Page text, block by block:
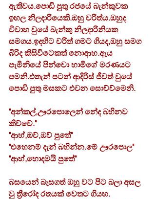
ඇතිවය.පොඩි පුතු රජයේ බැන්කුවක
ඉහල නිලදාරියෙකි.ඔහු චරිත්ය.ඔහුද
විවාහ වුයේ බැන්කු නිලදාරිනියක
සමගය.ඉදහිට චරිත් ගමට ගියද,ඔහු සමග
බිරිද කිසිවිටෙකත් නොආහ.ඇය
පැමිනියේ පින්චො හාමිගේ මරණයට
පමනි.එතැන් පටන් ආදිරිස් ජීවත් වුයේ
පොඩි පුතු මසකට එවන සොච්ච්මෙනි.
"අන්කල්,ඌරපොලෙන් නේද බහිනව
කිව්වේ."
"ආහ්,ඔව්,ඔව් පුතේ"
"එහෙනම් දැන් බහින්න.මේ ඌරපොල"
"ආහ්,හොදමයි පුතේ"
බසයෙන් බැසගත් ඔහු වට පිට බලා අසල
වු ත්‍රීරෝද රතයක් වෙතට ගියහ.